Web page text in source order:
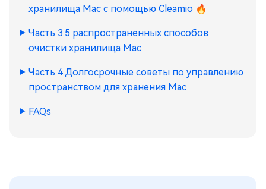
хранилища Mac с помощью Cleamio 🔥
Часть 3.5 распространенных способов
очистки хранилища Mac
Часть 4.Долгосрочные советы по управлению
пространством для хранения Mac
FAQs